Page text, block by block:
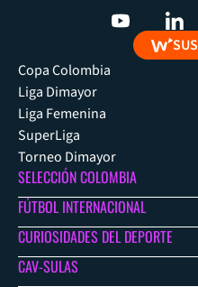
Copa Colombia
Liga Dimayor
Liga Femenina
SuperLiga
Torneo Dimayor
SELECCIÓN COLOMBIA
FÚTBOL INTERNACIONAL
CURIOSIDADES DEL DEPORTE
CAV-SULAS